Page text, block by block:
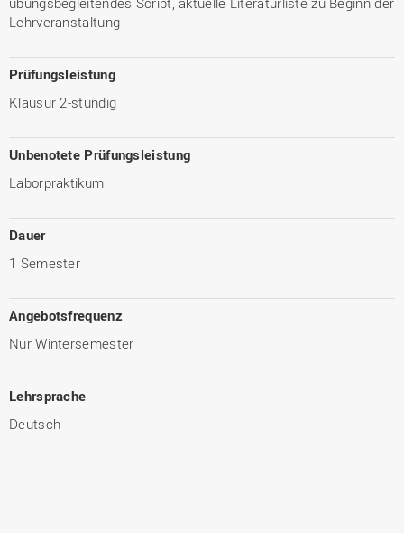
Lehrveranstaltung
Prüfungsleistung
Klausur 2-stündig
Unbenotete Prüfungsleistung
Laborpraktikum
Dauer
1 Semester
Angebotsfrequenz
Nur Wintersemester
Lehrsprache
Deutsch